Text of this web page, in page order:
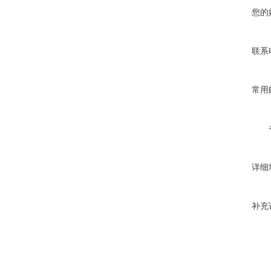
您的
联系
常用
详细
补充